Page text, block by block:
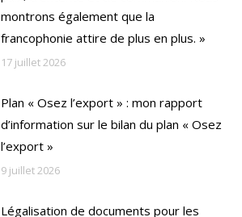
montrons également que la
francophonie attire de plus en plus. »
17 juillet 2026
Plan « Osez l’export » : mon rapport
d’information sur le bilan du plan « Osez
l’export »
9 juillet 2026
Légalisation de documents pour les